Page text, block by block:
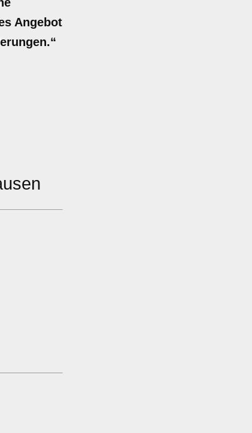
Angebot